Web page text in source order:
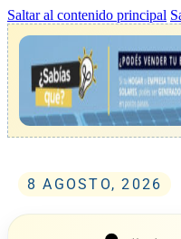
Saltar al contenido principal
8 AGOSTO, 2026